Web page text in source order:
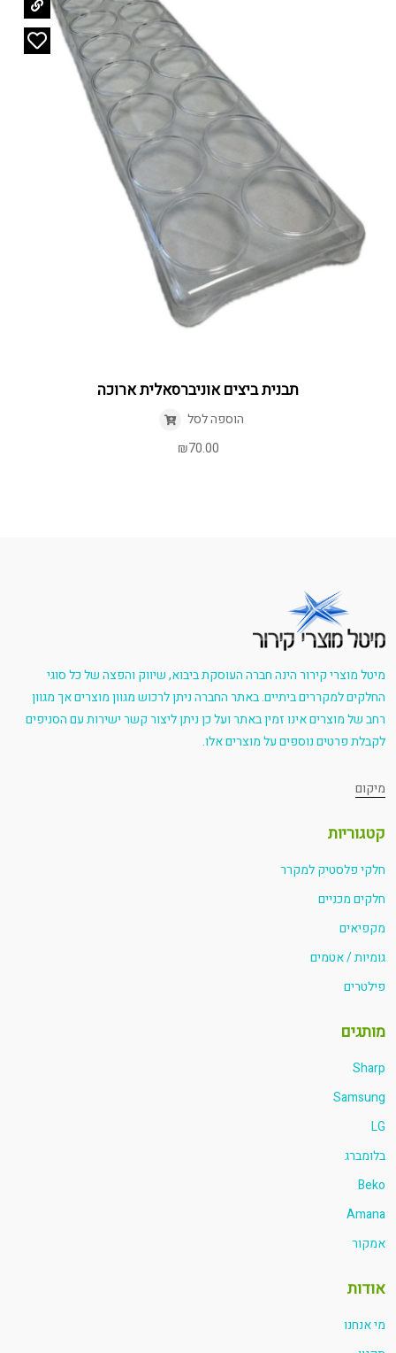
תבנית ביצים אוניברסאלית ארוכה
הוספה לסל
₪70.00
מיטל מוצרי קירור הינה חברה העוסקת ביבוא, שיווק והפצה של כל סוגי
החלקים למקררים ביתיים. באתר החברה ניתן לרכוש מגוון מוצרים אך מגוון
רחב של מוצרים אינו זמין באתר ועל כן ניתן ליצור קשר ישירות עם הסניפים
לקבלת פרטים נוספים על מוצרים אלו.
מיקום
קטגוריות
חלקי פלסטיק למקרר
חלקים מכניים
מקפיאים
גומיות / אטמים
פילטרים
מותגים
Sharp
Samsung
LG
בלומברג
Beko
Amana
אמקור
אודות
מי אנחנו